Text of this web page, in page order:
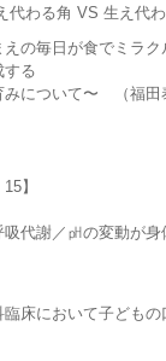
る角 VS 生え代わ
の毎日が食でミラ
る
について〜 （福田
】
／㏗の変動が身
おいて子どもの